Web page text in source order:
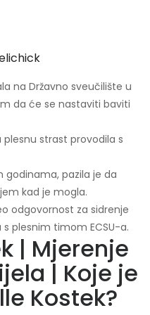
na Državno sveučilište u
da će se nastaviti baviti
strast provodila s
godinama, pazila je da
kad je mogla.
odgovornost za sidrenje
plesnim timom ECSU-a.
| Mjerenje
| Koje je
Kostek?